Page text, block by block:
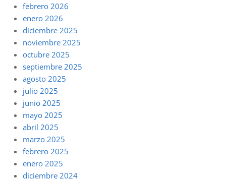
febrero 2026
enero 2026
diciembre 2025
noviembre 2025
octubre 2025
septiembre 2025
agosto 2025
julio 2025
junio 2025
mayo 2025
abril 2025
marzo 2025
febrero 2025
enero 2025
diciembre 2024